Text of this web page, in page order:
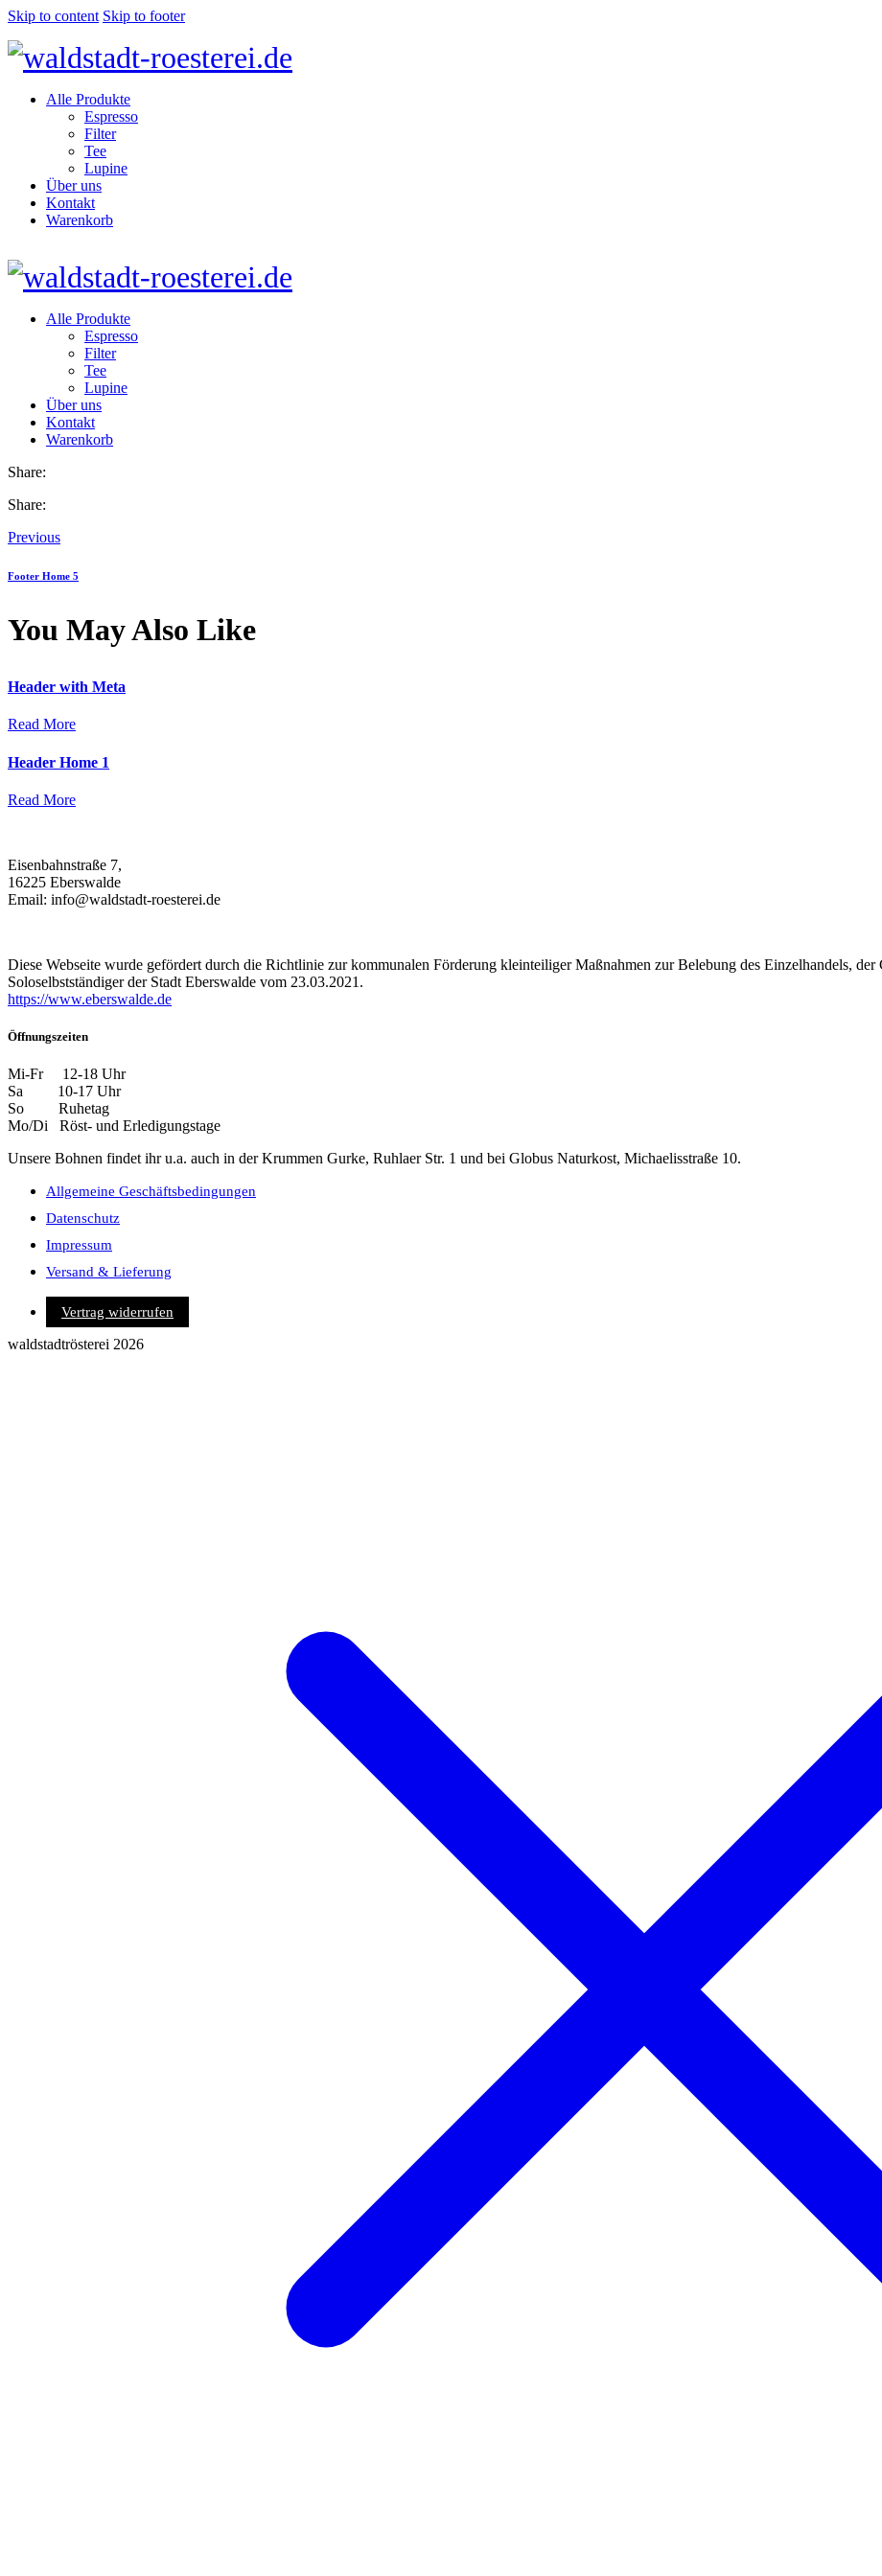
Skip to content Skip to footer
Alle Produkte
Espresso
Filter
Tee
Lupine
Über uns
Kontakt
Warenkorb
Alle Produkte
Espresso
Filter
Tee
Lupine
Über uns
Kontakt
Warenkorb
Share:
Share:
Beitragsnavigation
Previous
Footer Home 5
You May Also Like
Header with Meta
Read More
Header Home 1
Read More
Eisenbahnstraße 7,
16225 Eberswalde
Email: info@waldstadt-roesterei.de
Diese Webseite wurde gefördert durch die Richtlinie zur kommunalen Förderung kleinteiliger Maßnahmen zur Belebung des Einzelhandels,
Soloselbstständiger der Stadt Eberswalde vom 23.03.2021.
https://www.eberswalde.de
Öffnungszeiten
Mi-Fr 12-18 Uhr
Sa 10-17 Uhr
So Ruhetag
Mo/Di Röst- und Erledigungstage
Unsere Bohnen findet ihr u.a. auch in der Krummen Gurke, Ruhlaer Str. 1 und bei Globus Naturkost, Michaelisstraße 10.
Allgemeine Geschäftsbedingungen
Datenschutz
Impressum
Versand & Lieferung
Vertrag widerrufen
waldstadtrösterei 2026